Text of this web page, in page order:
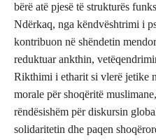
bërë atë pjesë të strukturës
Ndërkaq, nga këndvështrimi i
kontribuon në shëndetin
reduktuar ankthin,
Rikthimi i etharit si vlerë jetike
morale për shoqëritë
rëndësishëm për diskursin
solidaritetin dhe paqen